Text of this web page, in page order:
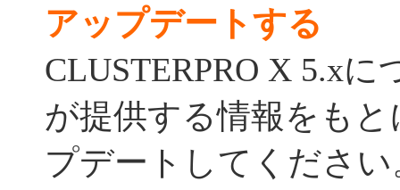
アップデートする
CLUSTERPRO X 5.x
が提供する情報をも
プデートしてください